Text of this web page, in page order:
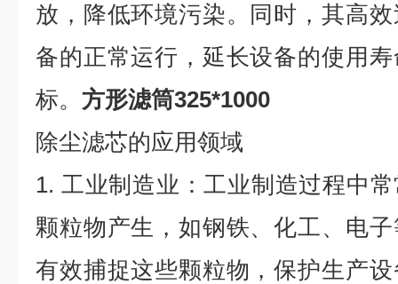
放，降低环境污染。同时，其高
备的正常运行，延长设备的使用
标。 方形滤筒325*1000
除尘滤芯的应用领域
1. 工业制造业：工业制造过程中
颗粒物产生，如钢铁、化工、电
有效捕捉这些颗粒物，保护生产